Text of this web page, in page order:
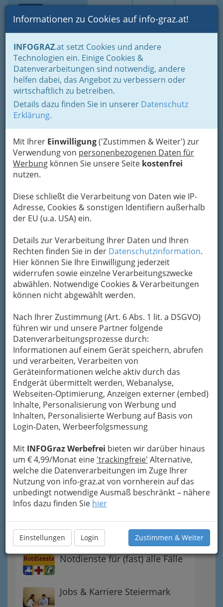
Suche Login Toggle
Informationen zu Cookies auf info-graz.at!
INFOGRAZ.at setzt Cookies und andere
Technologien ein. Einige Cookies &
Datenverarbeitungen sind notwendig, andere
helfen dabei, das Angebot zu verbessern oder
wirtschaftlich zu betreiben.
Details dazu finden Sie in unserer Datenschutz
Erklärung.
Mit Ihrer Einwilligung('Zustimmen & Weiter') zur
Verwendung von personenbezogenen Daten für
Werbung können Sie unsere Seite kostenfrei
nutzen.
Diese schließt die Verarbeitung von Daten wie IP-
Adresse, Cookies & sonstigen Identifiern außerhalb
der EU (u.a. USA) ein.
Details zur Verarbeitung Ihrer Daten und Ihren
Rechten finden Sie in der Datenschutzinformation.
Hier können Sie Ihre Einwilligung jederzeit
widerrufen sowie einzelne Verarbeitungszwecke
abwählen. Notwendige Cookies & Verarbeitungen
können nicht abgewählt werden.
Nach Ihrer Zustimmung (Art. 6 Abs. 1 lit. a DSGVO)
führen wir und unsere Partner folgende
Datenverarbeitungsprozesse durch:
Informationen auf einem Gerät speichern, abrufen
und verarbeiten, Verarbeiten von
Geräteinformationen welche aktiv durch das
Endgerät übermittelt werden, Webanalyse,
Webseiten-Optimierung, Anzeigen externer (embed)
Inhalte, Personalisierung von Werbung und
Inhalten, Personalisierte Werbung auf Basis von
Login-Daten, Werbeerfolgsmessung
Mit INFOGraz Werbefrei bieten wir darüber hinaus
um € 4,99/Monat eine 'trackingfreie' Alternative,
welche die Datenverarbeitungen im Zuge Ihrer
Nutzung von info-graz.at von vornherein auf das
unbedingt notwendige Ausmaß beschränkt – nähere
Infos dazu finden Sie hier
Einstellungen Login Zustimmen & Weiter
Home Branchen
Lucille Elisabeth Lee
Menzinger
Triester Straße 370, 8055 Graz
+43 316 293 117
Karte
Die wichtigsten Kategorien
Einkaufen & Schenken - der
Handel
Gutschein-Welt: von myToys
bis H&M, C&A u.v.m.
Gewinnspiele - Lokale
Gutscheine
Notdienste für (fast) alle Fälle
Jobs & Karriere Steiermark